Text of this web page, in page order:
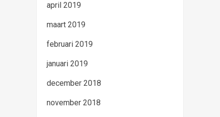
april 2019
maart 2019
februari 2019
januari 2019
december 2018
november 2018